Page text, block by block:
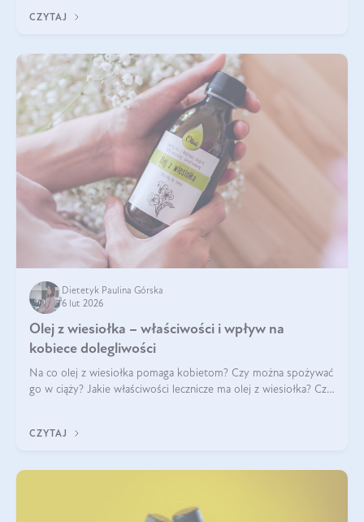
wyjaśnimy.
CZYTAJ
Dietetyk Paulina Górska
6 lut 2026
Olej z wiesiołka – właściwości i wpływ na
kobiece dolegliwości
Na co olej z wiesiołka pomaga kobietom? Czy można spożywać
go w ciąży? Jakie właściwości lecznicze ma olej z wiesiołka? Czy
CZYTAJ